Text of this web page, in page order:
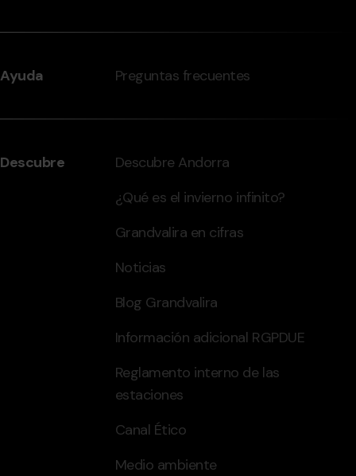
Ayuda Preguntas frecuentes
Descubre
Descubre Andorra
¿Qué es el invierno infinito?
Grandvalira en cifras
Noticias
Blog Grandvalira
Información adicional RGPDUE
Reglamento interno de las
estaciones
Canal Ético
Medio ambiente